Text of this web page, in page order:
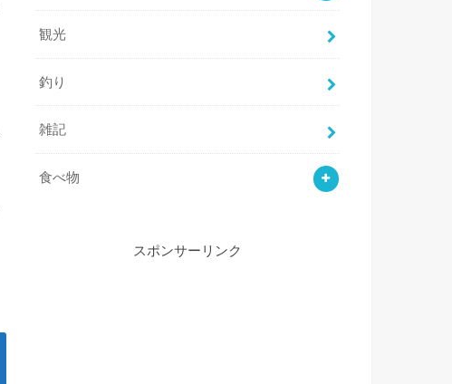
観光
釣り
雑記
食べ物
スポンサーリンク